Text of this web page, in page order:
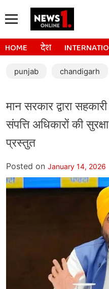
HOME देश
punjab chandigarh
मान सरकार द्वारा
संपत्ति अधिकारों की
प्रस्तुत
Posted on January 14, 2026